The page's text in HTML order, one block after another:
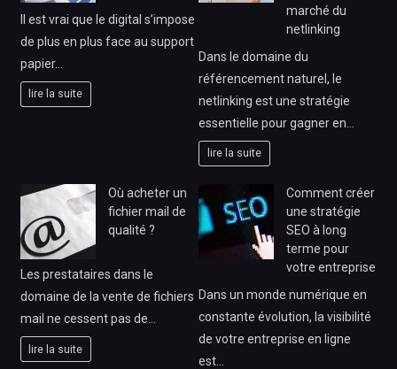
Il est vrai que le digital s’impose
de plus en plus face au support
papier…
lire la suite
marché du
netlinking
Dans le domaine du
référencement naturel, le
netlinking est une stratégie
essentielle pour gagner en…
lire la suite
Où acheter un
fichier mail de
qualité ?
Les prestataires dans le
domaine de la vente de fichiers
mail ne cessent pas de…
lire la suite
Comment créer
une stratégie
SEO à long
terme pour
votre entreprise
Dans un monde numérique en
constante évolution, la visibilité
de votre entreprise en ligne
est…